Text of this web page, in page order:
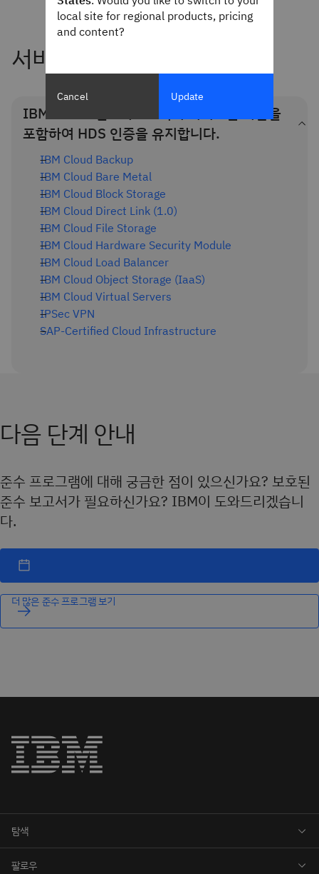
서비스
IBM Cloud 인프라스트럭처 서비스는 다음을
포함하여 HDS 인증을 유지합니다.
IBM Cloud Backup
IBM Cloud Bare Metal
IBM Cloud Block Storage
IBM Cloud Direct Link (1.0)
IBM Cloud File Storage
IBM Cloud Hardware Security Module
IBM Cloud Load Balancer
IBM Cloud Object Storage (IaaS)
IBM Cloud Virtual Servers
IPSec VPN
SAP-Certified Cloud Infrastructure
다음 단계 안내
준수 프로그램에 대해 궁금한 점이 있으신가요? 보호된
준수 보고서가 필요하신가요? IBM이 도와드리겠습니
다.
더 많은 준수 프로그램 보기
local site for regional products, pricing
and content?
Cancel Update